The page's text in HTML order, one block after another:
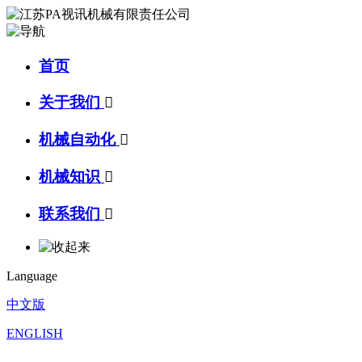
首页
关于我们 
机械自动化 
机械知识 
联系我们 
Language
中文版
ENGLISH